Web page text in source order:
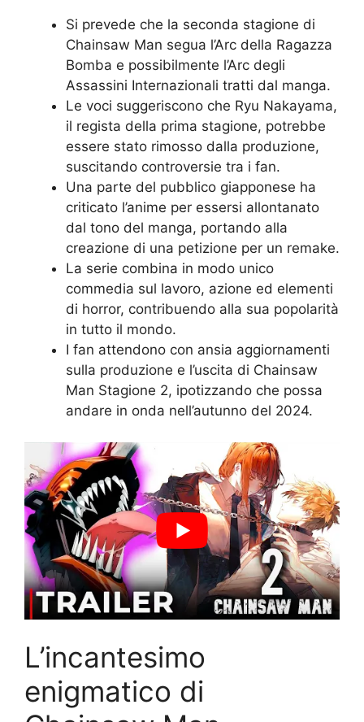
Si prevede che la seconda stagione di
Chainsaw Man segua l’Arc della Ragazza
Bomba e possibilmente l’Arc degli
Assassini Internazionali tratti dal manga.
Le voci suggeriscono che Ryu Nakayama,
il regista della prima stagione, potrebbe
essere stato rimosso dalla produzione,
suscitando controversie tra i fan.
Una parte del pubblico giapponese ha
criticato l’anime per essersi allontanato
dal tono del manga, portando alla
creazione di una petizione per un remake.
La serie combina in modo unico
commedia sul lavoro, azione ed elementi
di horror, contribuendo alla sua popolarità
in tutto il mondo.
I fan attendono con ansia aggiornamenti
sulla produzione e l’uscita di Chainsaw
Man Stagione 2, ipotizzando che possa
andare in onda nell’autunno del 2024.
L’incantesimo
enigmatico di